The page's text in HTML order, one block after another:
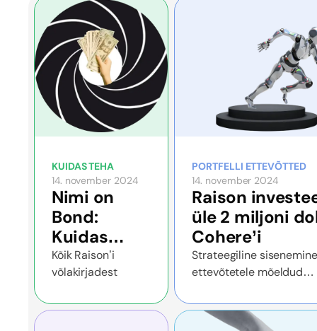
KUIDAS TEHA
14. november 2024
Nimi on
Bond:
Kuidas
valida
võlakirju
Kõik Raison’i
võlakirjadest
PORTFELLI ETTEVÕTTED
14. november 2024
Raison
üle 2 miljoni
Cohere’i
Strateegiline sisenemine
ettevõtetele mõeldud
ettevõttesse, mida
NVIDIA ja Oracle